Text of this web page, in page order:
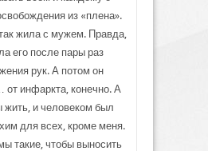
из «плена».
жила с мужем. Правда,
его после пары раз
рук. А потом он
инфаркта, конечно. А
жить, и человеком был
для всех, кроме меня.
такие, чтобы выносить